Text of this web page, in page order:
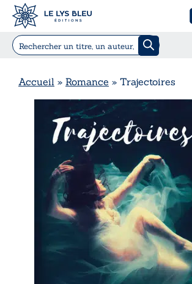
Accueil » Romance » Trajectoires